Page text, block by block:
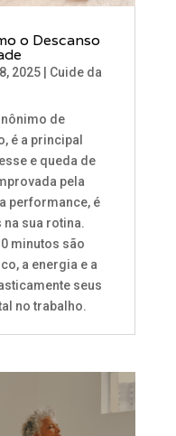
o Descanso
2025| Cuide da
de
é a principal
e queda de
pela
performance, é
sua rotina.
minutos são
a energia e a
seus
no trabalho.